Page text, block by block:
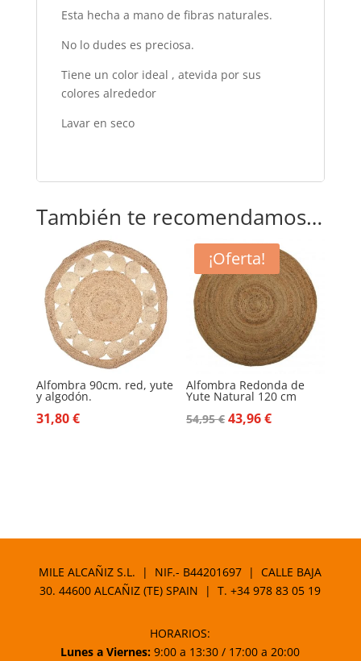
Esta hecha a mano de fibras naturales.
No lo dudes es preciosa.
Tiene un color ideal , atevida por sus
colores alrededor
Lavar en seco
También te recomendamos…
Alfombra 90cm. red, yute
y algodón.
31,80€
¡Oferta!
Alfombra Redonda de
Yute Natural 120 cm
54,95€ El
43,96€El
MILE ALCAÑIZ S.L. | NIF.- B44201697 | CALLE BAJA
30. 44600 ALCAÑIZ (TE) SPAIN | T.+34 978 83 05 19
HORARIOS:
Lunes a Viernes: 9:00 a 13:30 / 17:00 a 20:00